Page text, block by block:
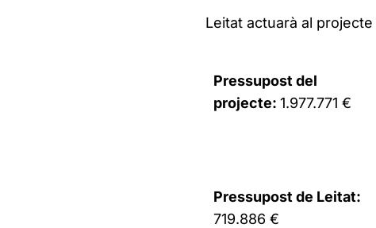
Leitat actuarà al
Pressupost del
projecte: 1.977.771 €
Pressupost de Leitat:
719.886 €